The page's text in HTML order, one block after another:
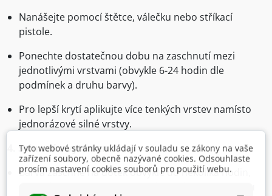
Nanášejte pomocí štětce, válečku nebo stříkací
pistole.
Ponechte dostatečnou dobu na zaschnutí mezi
jednotlivými vrstvami (obvykle 6-24 hodin dle
podmínek a druhu barvy).
Pro lepší krytí aplikujte více tenkých vrstev namísto
jednorázové silné vrstvy.
4. Schnutí a vytvrzení
Barva zaschne na dotek obvykle do několika hodin,
Tyto webové stránky ukládají v souladu se zákony na vaše
zařízení soubory, obecně nazývané cookies. Odsouhlaste
prosím nastavení cookies souborů pro použití webu.